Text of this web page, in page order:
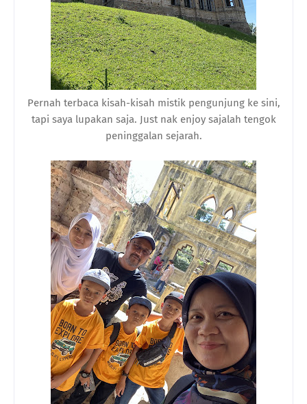
Pernah terbaca kisah-kisah mistik pengunjung ke sini,
tapi saya lupakan saja. Just nak enjoy sajalah tengok
peninggalan sejarah.